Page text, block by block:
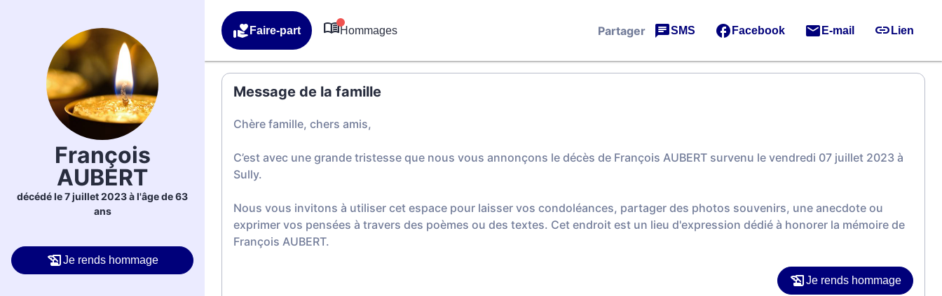
François
AUBERT
décédé le 7 juillet 2023 à l'âge de 63
ans
Je rends hommage
Faire-part Hommages Partager SMS Facebook E-mail Lien
Message de la famille
Chère famille, chers amis,
C’est avec une grande tristesse que nous vous annonçons le décès de François AUBERT survenu le vendredi 07 juillet 2023 à
Sully.
Nous vous invitons à utiliser cet espace pour laisser vos condoléances, partager des photos souvenirs, une anecdote ou
exprimer vos pensées à travers des poèmes ou des textes. Cet endroit est un lieu d'expression dédié à honorer la mémoire de
François AUBERT.
Je rends hommage